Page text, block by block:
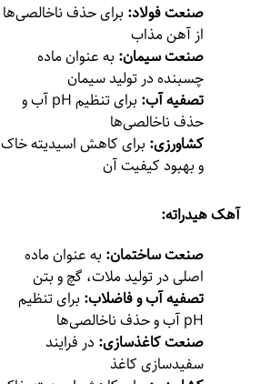
صنعت فولاد: برای حذف ناخالصی‌ها
از آهن مذاب
صنعت سیمان: به عنوان ماده
چسبنده در تولید سیمان
تصفیه آب:
برای تنظیم pH آب و
حذف ناخالصی‌ها
کشاورزی: برای کاهش اسیدیته خاک
و بهبود کیفیت آن
آهک هیدراته:
صنعت ساختمان: به عنوان ماده
اصلی در تولید ملات، گچ و بتن
تصفیه آب و فاضلاب: برای تنظیم
pH آب و حذف ناخالصی‌ها
صنعت کاغذسازی:در فرایند
سفیدسازی کاغذ